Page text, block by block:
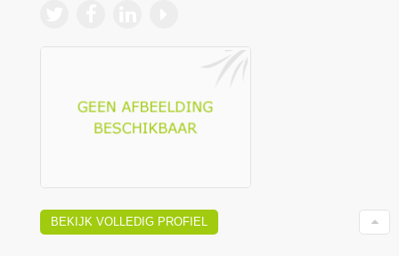
BEKIJK VOLLEDIG PROFIEL